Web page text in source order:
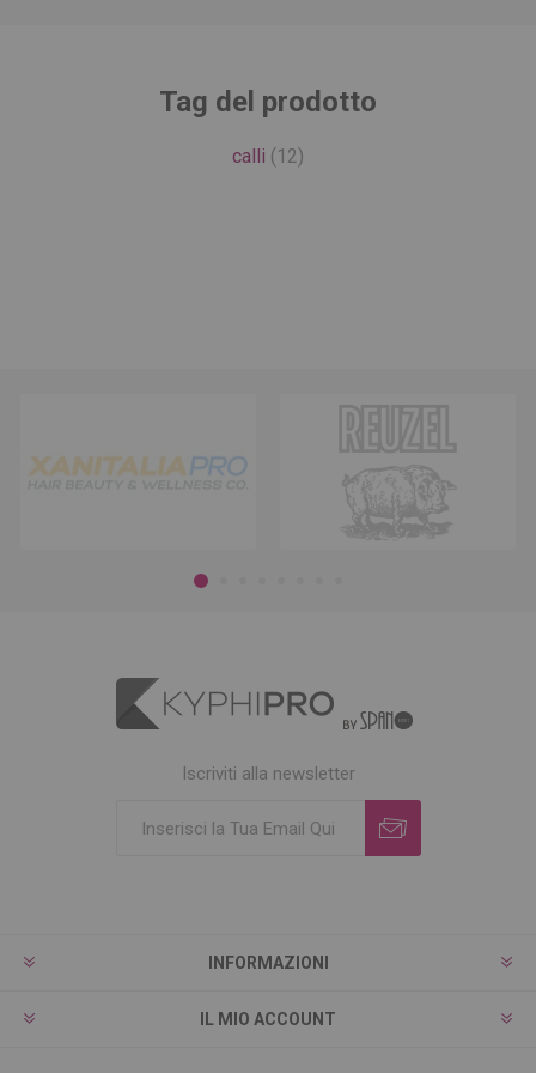
Tag del prodotto
calli (12)
Iscriviti alla newsletter
INFORMAZIONI
IL MIO ACCOUNT